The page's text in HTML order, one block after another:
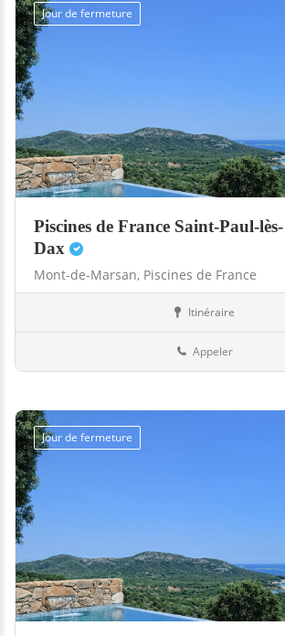
Jour de fermeture
Piscines de France Saint-Paul-lès-
Dax
Mont-de-Marsan, Piscines de France
Itinéraire
Appeler
Jour de fermeture